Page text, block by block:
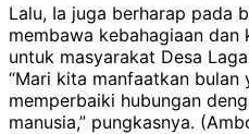
Lalu, Ia juga berharap pada
membawa kebahagiaan dan
untuk masyarakat Desa
“Mari kita manfaatkan bulan
memperbaiki hubungan
manusia,” pungkasnya.